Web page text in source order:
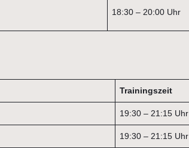
18:30 – 20:00 Uhr
Trainingszeit
19:30 – 21:15 Uhr
19:30 – 21:15 Uhr